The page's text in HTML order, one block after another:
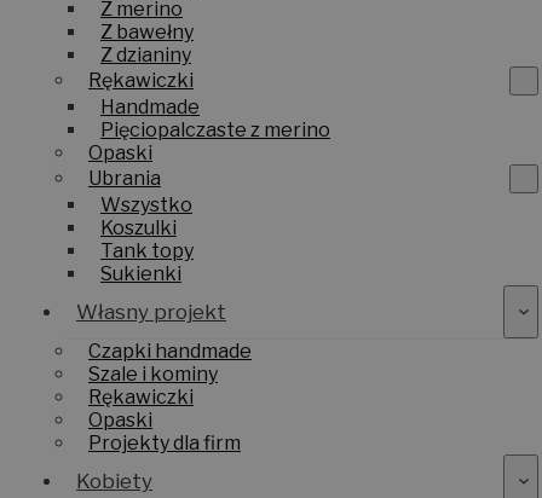
Z merino
Z bawełny
Z dzianiny
Rękawiczki
Handmade
Pięciopalczaste z merino
Opaski
Ubrania
Wszystko
Koszulki
Tank topy
Sukienki
Własny projekt
Czapki handmade
Szale i kominy
Rękawiczki
Opaski
Projekty dla firm
Kobiety